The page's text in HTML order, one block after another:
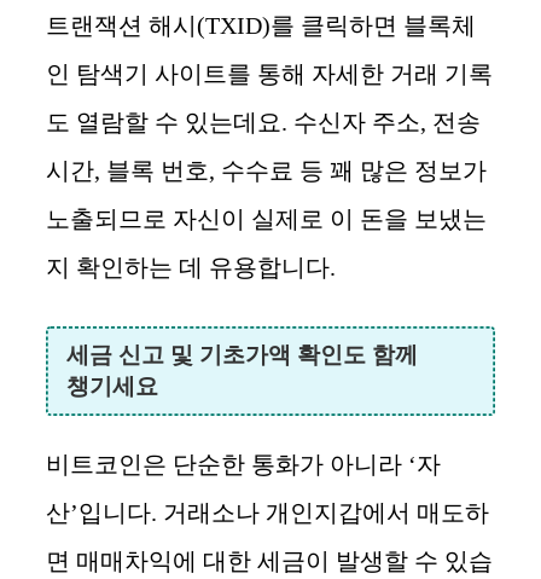
트랜잭션 해시(TXID)를 클릭하면 블록체
인 탐색기 사이트를 통해 자세한 거래 기록
도 열람할 수 있는데요. 수신자 주소, 전송
시간, 블록 번호, 수수료 등 꽤 많은 정보가
노출되므로 자신이 실제로 이 돈을 보냈는
지 확인하는 데 유용합니다.
세금 신고 및 기초가액 확인도 함께
챙기세요
비트코인은 단순한 통화가 아니라 ‘자
산’입니다. 거래소나 개인지갑에서 매도하
면 매매차익에 대한 세금이 발생할 수 있습